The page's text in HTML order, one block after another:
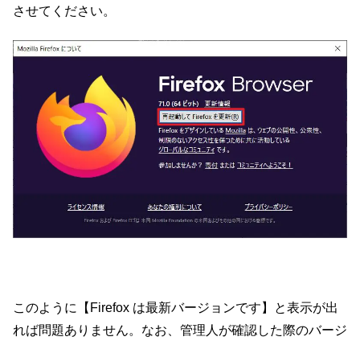
させてください。
このように【Firefox は最新バージョンです】と表示が出
れば問題ありません。なお、管理人が確認した際のバージ